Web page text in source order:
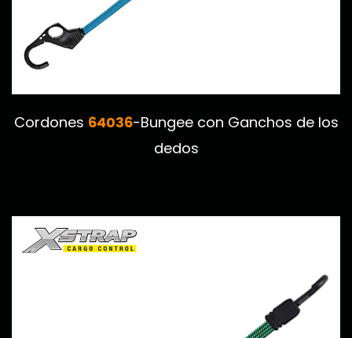
Cordones 64036-Bungee con Ganchos de los
dedos